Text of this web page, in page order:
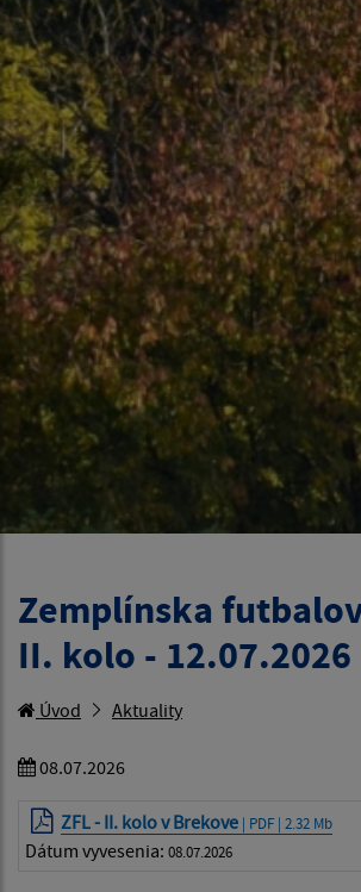
Zemplínska
II. kolo - 12.07.2026
Úvod Aktuality
08.07.2026
ZFL - II. kolo v Brekove | PDF | 2.32 Mb
Dátum vyvesenia: 08.07.2026